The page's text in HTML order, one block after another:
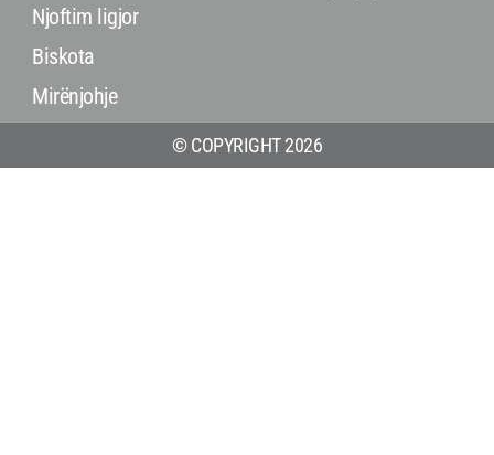
Njoftim ligjor
Biskota
Mirënjohje
© COPYRIGHT 2026